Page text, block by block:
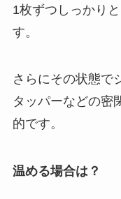
1枚ずつしっかり
す。
さらにその状態で
タッパーなどの密
的です。
温める場合は？